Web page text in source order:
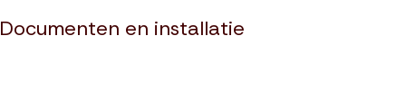
Documenten en installatie